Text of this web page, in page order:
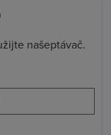
našeptávač.